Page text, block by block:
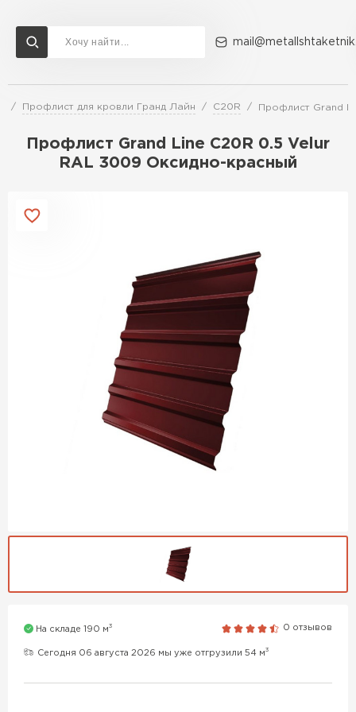
Профлист для кровли Гранд Лайн C20R Профлист Grand
Профлист Grand Line C20R 0.5 Velur
RAL 3009 Оксидно-красный
На складе 190 м3 0 отзывов
Сегодня 06 августа 2026 мы уже отгрузили 54 м3
Доставка и оплата Акции О компании Контакты
Перейти в каталог